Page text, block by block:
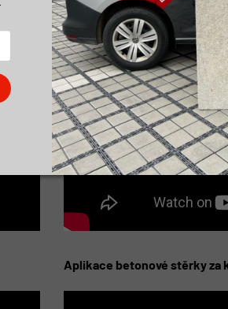
Aplikace betonové stěrky za